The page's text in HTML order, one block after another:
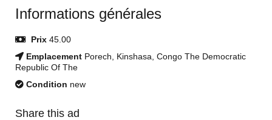
Informations générales
Prix 45.00
Emplacement Porech, Kinshasa, Congo The Democratic
Republic Of The
Condition new
Share this ad